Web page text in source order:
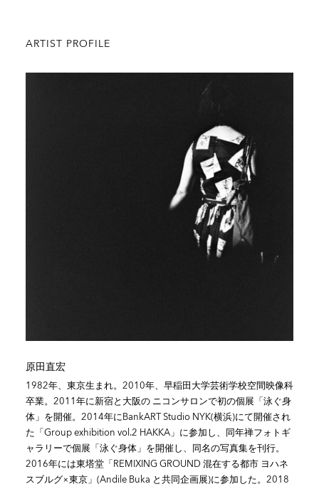
ARTIST PROFILE
原田直宏
1982年、東京生まれ。2010年、早稲田大学芸術学校空間映像科
卒業。2011年に新宿と大阪の ニコンサロンで初の個展「泳ぐ身
体」を開催。2014年にBankART Studio NYK(横浜)にて開催され
た「Group exhibition vol.2 HAKKA」に参加し、同年禅フォトギ
ャラリーで個展「泳ぐ身体」を開催し、同名の写真集を刊行。
2016年には東塔堂「REMIXING GROUND 混在する都市 ヨハネ
スブルグ×東京」(Andile Buka と共同企画展)に参加した。2018